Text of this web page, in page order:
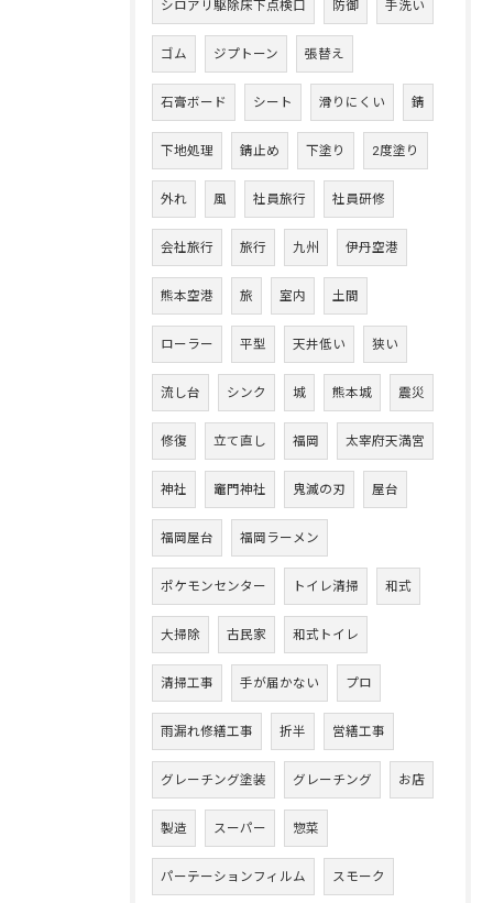
シロアリ駆除床下点検口 防御 手洗い
ゴム ジプトーン 張替え
石膏ボード シート 滑りにくい 錆
下地処理 錆止め 下塗り 2度塗り
外れ 風 社員旅行 社員研修
会社旅行 旅行 九州 伊丹空港
熊本空港 旅 室内 土間
ローラー 平型 天井低い 狭い
流し台 シンク 城 熊本城 震災
修復 立て直し 福岡 太宰府天満宮
神社 竈門神社 鬼滅の刃 屋台
福岡屋台 福岡ラーメン
ポケモンセンター トイレ清掃 和式
大掃除 古民家 和式トイレ
清掃工事 手が届かない プロ
雨漏れ修繕工事 折半 営繕工事
グレーチング塗装 グレーチング お店
製造 スーパー 惣菜
パーテーションフィルム スモーク